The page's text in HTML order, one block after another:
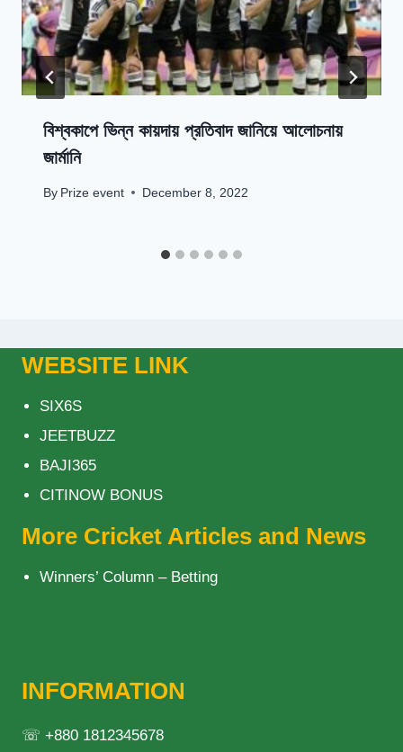
বিশ্বকাপে ভিন্ন কায়দায় প্রতিবাদ জানিয়ে আলোচনায়
জার্মানি
By Prize event December 8, 2022
WEBSITE LINK
SIX6S
JEETBUZZ
BAJI365
CITINOW BONUS
More Cricket Articles and News
Winners’ Column – Betting
INFORMATION
☏ +880 1812345678